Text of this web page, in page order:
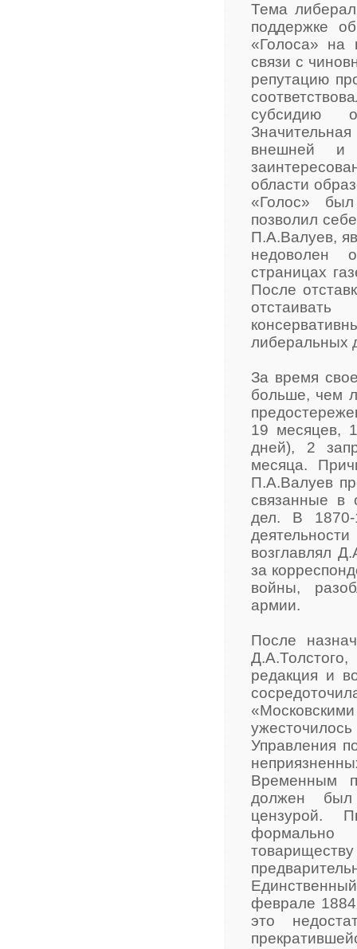
Тема
поддержке
«Голоса» на
связи с
репутацию
субсидию
внешней и
области
«Голос»
позволил
П.А.Валуев,
недоволен
страницах
После
либеральных
За время
больше, чем
19 месяцев,
дней), 2
месяца.
П.А.Валуев
связанные в
дел. В 1870-
возглавлял
за
войны,
армии.
После
редакция и
Управления
Временным
должен был
цензурой.
формально
феврале 1884
это